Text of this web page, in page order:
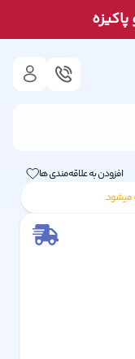
افزودن به علاقه‌مندی ها
میشود.